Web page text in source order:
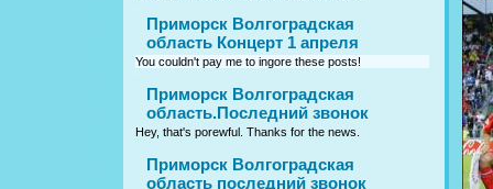
Приморск Волгоградская
область Концерт 1 апреля
You couldn't pay me to ingore these posts!
Приморск Волгоградская
область.Последний звонок
Hey, that's porewful. Thanks for the news.
Приморск Волгоградская
область последний звонок